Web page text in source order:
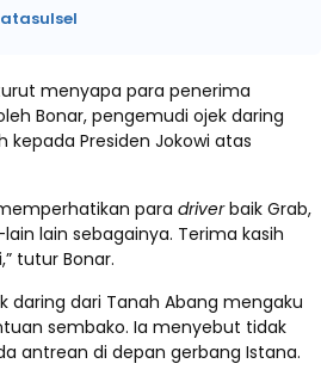
menyapa para penerima
Bonar, pengemudi ojek daring
Presiden Jokowi atas
para driverbaik Grab,
lain sebagainya. Terima kasih
tutur Bonar.
daring dari Tanah Abang mengaku
sembako. Ia menyebut tidak
antrean di depan gerbang Istana.